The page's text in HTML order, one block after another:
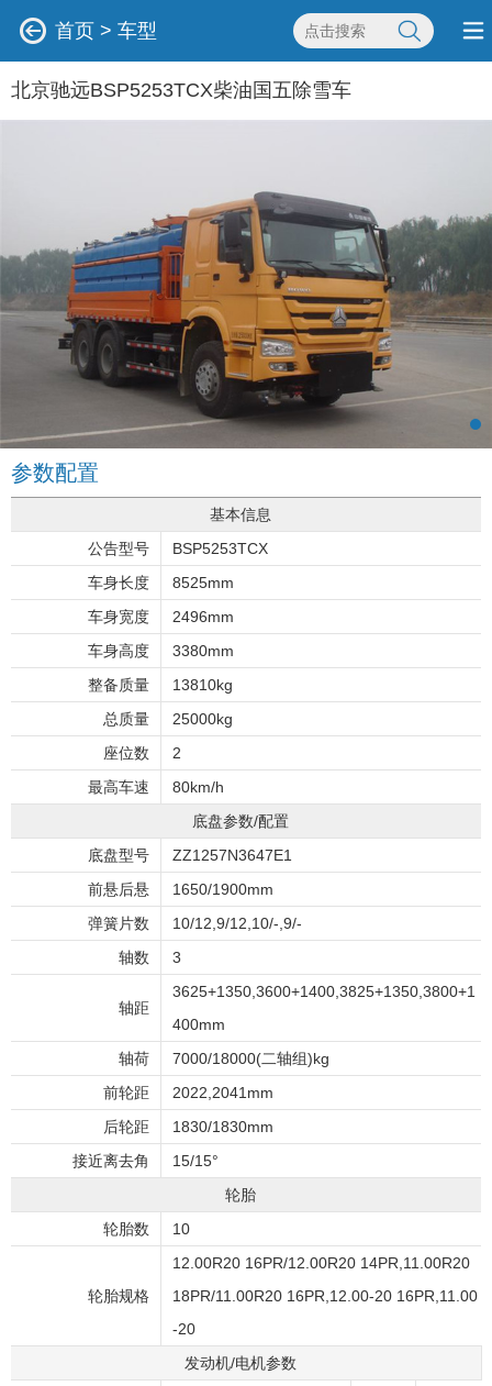
首页 > 车型
北京驰远BSP5253TCX柴油国五除雪车
参数配置
基本信息
公告型号
BSP5253TCX
车身长度
8525mm
车身宽度
2496mm
车身高度
3380mm
整备质量
13810kg
总质量
25000kg
座位数
2
最高车速
80km/h
底盘参数/配置
底盘型号
ZZ1257N3647E1
前悬后悬
1650/1900mm
弹簧片数
10/12,9/12,10/-,9/-
轴数
3
轴距
3625+1350,3600+1400,3825+1350,3800+1
400mm
轴荷
7000/18000(二轴组)kg
前轮距
2022,2041mm
后轮距
1830/1830mm
接近离去角
15/15°
轮胎
轮胎数
10
轮胎规格
12.00R20 16PR/12.00R20 14PR,11.00R20
18PR/11.00R20 16PR,12.00-20 16PR,11.00
-20
发动机/电机参数